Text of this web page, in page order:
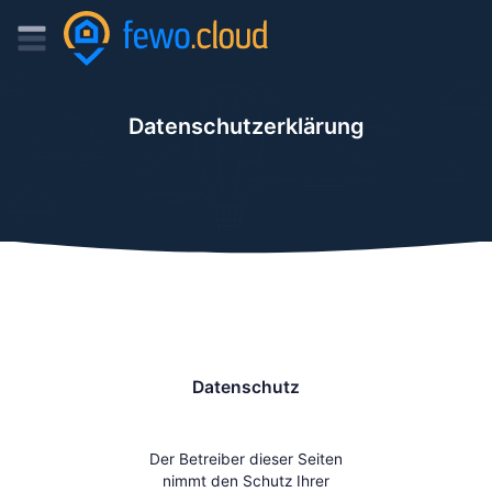
Datenschutzerklärung
Datenschutz
Der Betreiber dieser Seiten
nimmt den Schutz Ihrer